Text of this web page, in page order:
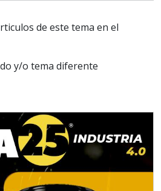
de este tema en el
y/o tema diferente